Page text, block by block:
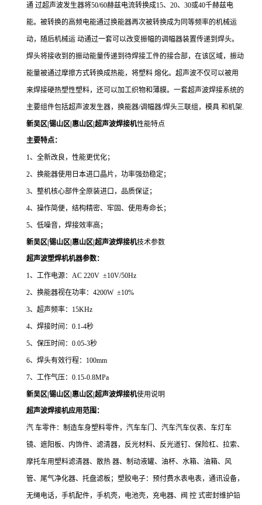
通 过超声波发生器将50/60赫兹电流转换成15、20、30或40千赫兹电
能。被转换的高频电能通过换能器再次被转换成为同等频率的机械运
动，随后机械运 动通过一套可以改变振幅的调幅器装置传递到焊头。
焊头将接收到的振动能量传递到待焊接工件的接合部，在该区域，振动
能量被通过摩擦方式转换成热能，将塑料 熔化。超声波不仅可以被用
来焊接硬热塑性塑料，还可以加工织物和薄膜。一套超声波焊接系统的
主要组件包括超声波发生器，换能器/调幅器/焊头三联组，模具 和机架.
新吴区|锡山区|惠山区|超声波焊接机性能特点
主要特点：
1、全新改良，性能更优化；
2、换能器使用日本进口晶片，功率强劲稳定；
3、整机核心部件全原装进口，品质保证；
4、操作简便，结构精密、牢固、使用寿命长；
5、低噪音，焊接效率高；
新吴区|锡山区|惠山区|超声波焊接机技术参数
超声波塑焊机机器参数：
1、工作电源： AC 220V ±10V/50Hz
2、换能器视在功率：4200W ±10%
3、超声频率： 15KHz
4、焊接时间： 0.1-4秒
5、保压时间： 0.05-3秒
6、焊头有效行程：100mm
7、工作气压： 0.15-0.8MPa
新吴区|锡山区|惠山区|超声波焊接机使用说明
超声波焊接机应用范围：
汽 车零件：制造车身塑料零件，汽车车门、汽车汽车仪表、车灯车
镜、遮阳板、内饰件、滤清器，反光材料、反光道钉、保险杠、拉索、
摩托车用塑料滤清器、散热 器、制动液罐、油杯、水箱、油箱、风
管、尾气净化器、托盘滤板；塑胶电子：预付费水表电表，通讯设备，
无绳电话，手机配件，手机壳，电池壳，充电器、阀 控 式密封维护铅